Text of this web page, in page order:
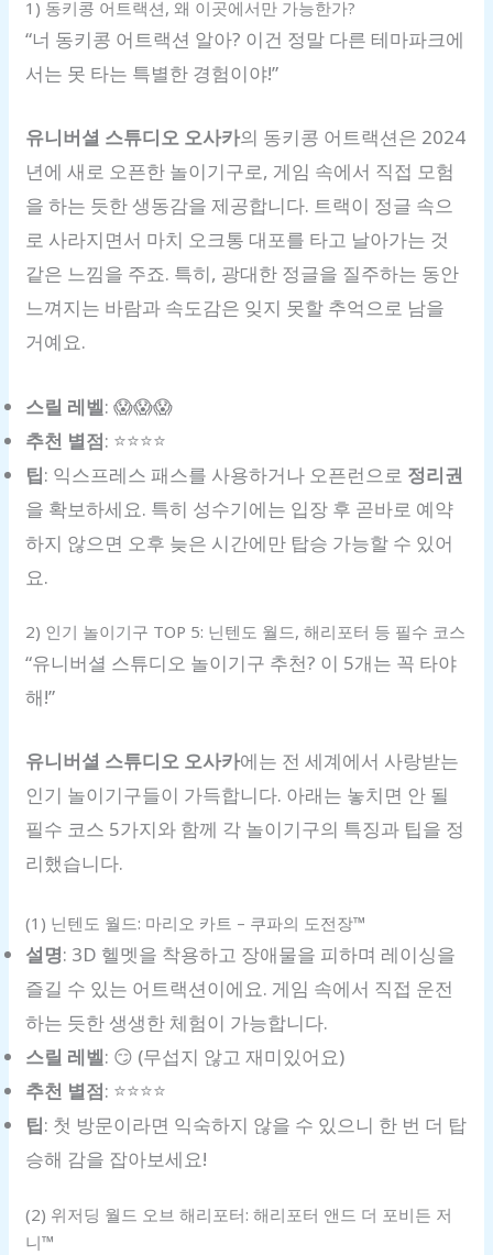
1) 동키콩 어트랙션, 왜 이곳에서만 가능한가?
“너 동키콩 어트랙션 알아? 이건 정말 다른 테마파크에
서는 못 타는 특별한 경험이야!”
유니버셜 스튜디오 오사카의 동키콩 어트랙션은 2024
년에 새로 오픈한 놀이기구로, 게임 속에서 직접 모험
을 하는 듯한 생동감을 제공합니다. 트랙이 정글 속으
로 사라지면서 마치 오크통 대포를 타고 날아가는 것
같은 느낌을 주죠. 특히, 광대한 정글을 질주하는 동안
느껴지는 바람과 속도감은 잊지 못할 추억으로 남을
거예요.
스릴 레벨: 😱😱😱
추천 별점: ⭐️⭐️⭐️⭐️
팁: 익스프레스 패스를 사용하거나 오픈런으로 정리권
을 확보하세요. 특히 성수기에는 입장 후 곧바로 예약
하지 않으면 오후 늦은 시간에만 탑승 가능할 수 있어
요.
2) 인기 놀이기구 TOP 5: 닌텐도 월드, 해리포터 등 필수 코스
“유니버셜 스튜디오 놀이기구 추천? 이 5개는 꼭 타야
해!”
유니버셜 스튜디오 오사카에는 전 세계에서 사랑받는
인기 놀이기구들이 가득합니다. 아래는 놓치면 안 될
필수 코스 5가지와 함께 각 놀이기구의 특징과 팁을 정
리했습니다.
(1) 닌텐도 월드: 마리오 카트 – 쿠파의 도전장™
설명: 3D 헬멧을 착용하고 장애물을 피하며 레이싱을
즐길 수 있는 어트랙션이에요. 게임 속에서 직접 운전
하는 듯한 생생한 체험이 가능합니다.
스릴 레벨: 😏 (무섭지 않고 재미있어요)
추천 별점: ⭐️⭐️⭐️⭐️
팁: 첫 방문이라면 익숙하지 않을 수 있으니 한 번 더 탑
승해 감을 잡아보세요!
(2) 위저딩 월드 오브 해리포터: 해리포터 앤드 더 포비든 저
니™